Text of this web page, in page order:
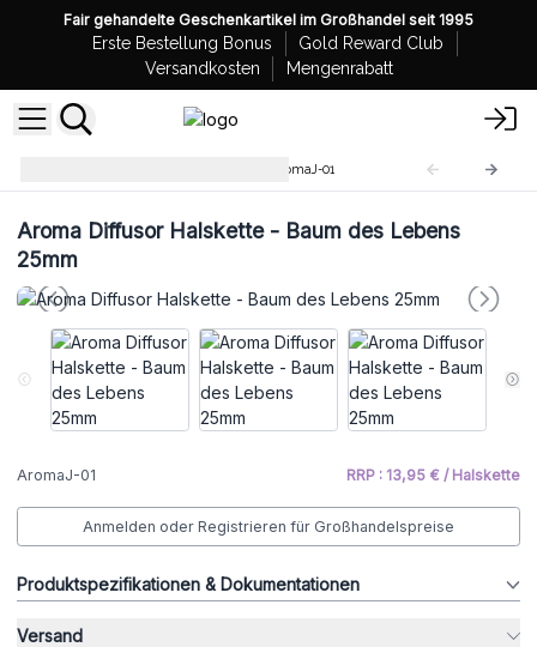
Fair gehandelte Geschenkartikel im Großhandel seit 1995
Erste Bestellung Bonus
Gold Reward Club
Versandkosten
Mengenrabatt
AromaJ-01
Aroma Diffusor Halskette - Baum des Lebens
25mm
AromaJ-01 RRP : 13,95 € / Halskette
Anmelden oder Registrieren für Großhandelspreise
Produktspezifikationen & Dokumentationen
Versand